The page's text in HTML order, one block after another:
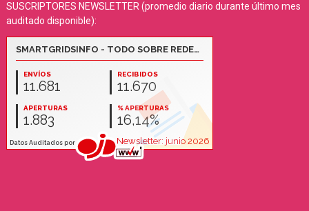
SUSCRIPTORES NEWSLETTER (promedio diario durante último mes
auditado disponible):